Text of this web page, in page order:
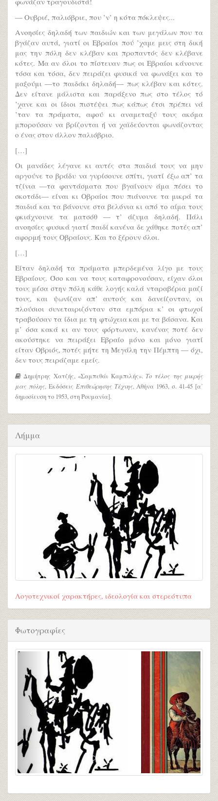
― Ουβριέ, παλιόβριε, που ’ν’ η κότα πόκλεψες...
Ανοησίες δηλαδή των παιδιών και των μεγάλων που τα
βγάζαν αυτά, γιατί οι Εβραίοι πού ’χαμε μεις στη δική
μας την πόλη δεν κλέβαν και προπαντός δεν κλέβανε
κότες. Μα αν όλοι το πίστευαν πως οι Εβραίοι κάνουνε
τόσα και τόσα, δεν πειράζει φυσικά να φωνάξει και το
μαξούμι ―το παιδάκι δηλαδή― πως κλέβαν και κότες.
Δεν είτανε μάλιστα και παράξενο πως στο τέλος τό
’χανε και οι ίδιοι πιστέψει πως κάπως έτσι πρέπει νά
’ταν τα πράματα, αφού κι αναμεταξύ τους ακόμα
μπορούσαν να βρίζονται ή να χαϊδεύονται φωνάζοντας
ο ένας στον άλλον παλιόβριο.
[…]
Οι μανάδες λέγανε κι αυτές στα παιδιά τους να μην
αργούνε το βράδυ να γυρίσουνε σπίτι, γιατί έξω απ’ τα
τζίνια ―τα φαντάσματα που βγαίνουν άμα πέσει το
σκοτάδι― είναι κι Οβραίοι που πιάνουνε τα μικρά τα
παιδιά και τα βάνουνε στα βελόνια κι από το αίμα τους
φκιάχνουνε τα ματσόθ ― τ’ άζυμα δηλαδή. Πάλι
ανοησίες φυσικά γιατί παιδί κανένα δε χάθηκε ποτές απ’
αφορμή τους Οβραίους. Και το ξέρουν όλοι.
[…]
Είταν δηλαδή τα πράματα μπερδεμένα λίγο με τους
Εβραίους. Όσο και να τους καταφρονούσαν, είχαν όλοι
τους μέσα στην πόλη κάθε λογής καλά νταραβέρια μαζί
τους, και ψωνίζαν απ’ αυτούς και δανείζονταν, οι
πλούσιοι συνεταιριζόνταν στα εμπόρια κ’ οι φτωχοί
τραβούσαν τα ίδια με τη φτώχεια και με τα βάσανα. Και
μ’ όσα κακά κι αν τους φόρτωναν, κανένας ποτέ δεν
ακούστηκε να πειράξει Εβραίο μόνο και μόνο γιατί
είταν Οβριός, ποτές μήτε τη Μεγάλη την Πέμπτη ― όχι,
δεν τους πειράζαμε εμείς.
Δημήτρης Χατζής, «Σαμπεθάι Καμπιλής». Το τέλος της μικρής
μας πόλης, Εκδόσεις Επιθεώρησης Τέχνης, Αθήνα 1963, σ. 41-45 [α΄
δημοσίευση το 1953, στη Ρουμανία].
Λήμμα
Λογοτεχνικοί χαρακτήρες, ιδεολογία και στερεότυπα
Φωτογραφίες